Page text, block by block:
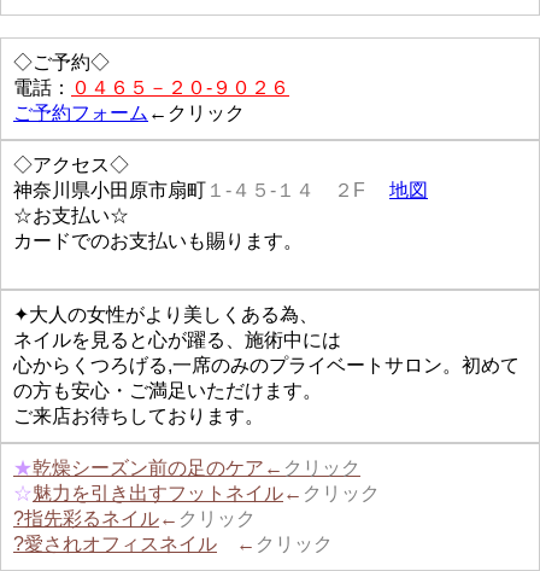
◇ご予約◇
電話： ０４６５－２０-９０２６
ご予約フォーム ←クリック
◇アクセス◇
神奈川県小田原市扇町 １-４５-１４ ２F
地図
☆お支払い☆
カードでのお支払いも賜ります。
✦大人の女性がより美しくある為、
ネイルを見ると心が躍る、施術中には
心からくつろげる,一席のみのプライベートサロン。初めて
の方も安心・ご満足いただけます。
ご来店お待ちしております。
★乾燥シーズン前の足のケア← クリック
☆魅力を引き出すフットネイル← クリック
?指先彩るネイル← クリック
?愛されオフィスネイル ← クリック